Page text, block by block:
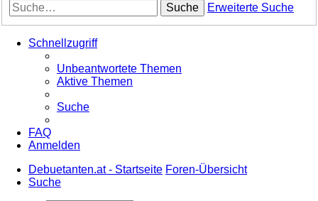
Suche Erweiterte Suche
Schnellzugriff
Unbeantwortete Themen
Aktive Themen
Suche
FAQ
Anmelden
Debuetanten.at - Startseite Foren-Übersicht
Suche